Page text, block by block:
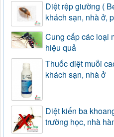
Diệt rệp giường (
khách sạn, nhà ở,
Cung cấp các loại
hiệu quả
Thuốc diệt muỗi
khách sạn, nhà ở
Diệt kiến ba
trường học, nhà